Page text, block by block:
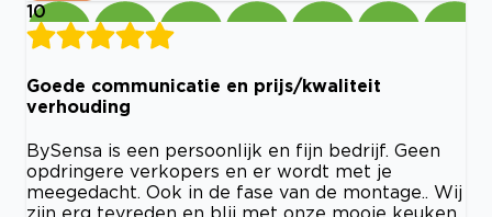
10
Goede communicatie en prijs/kwaliteit
verhouding
BySensa is een persoonlijk en fijn bedrijf. Geen
opdringere verkopers en er wordt met je
meegedacht. Ook in de fase van de montage.. Wij
zijn erg tevreden en blij met onze mooie keuken.